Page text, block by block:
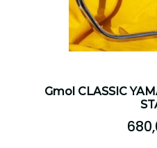
Gmol CLASSIC